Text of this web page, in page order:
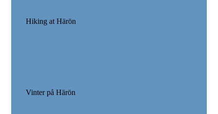
Hiking at Härön
Vinter på Härön